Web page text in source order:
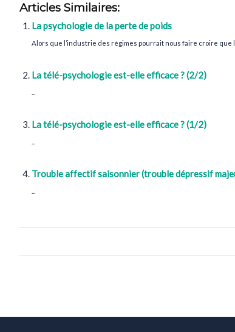
Articles Similaires:
La psychologie de la perte de poids
Alors que l’industrie des régimes pourrait nous faire croire que
La télé-psychologie est-elle efficace ? (2/2)
La télé-psychologie est-elle efficace ? (1/2)
Trouble affectif saisonnier (trouble dépressif